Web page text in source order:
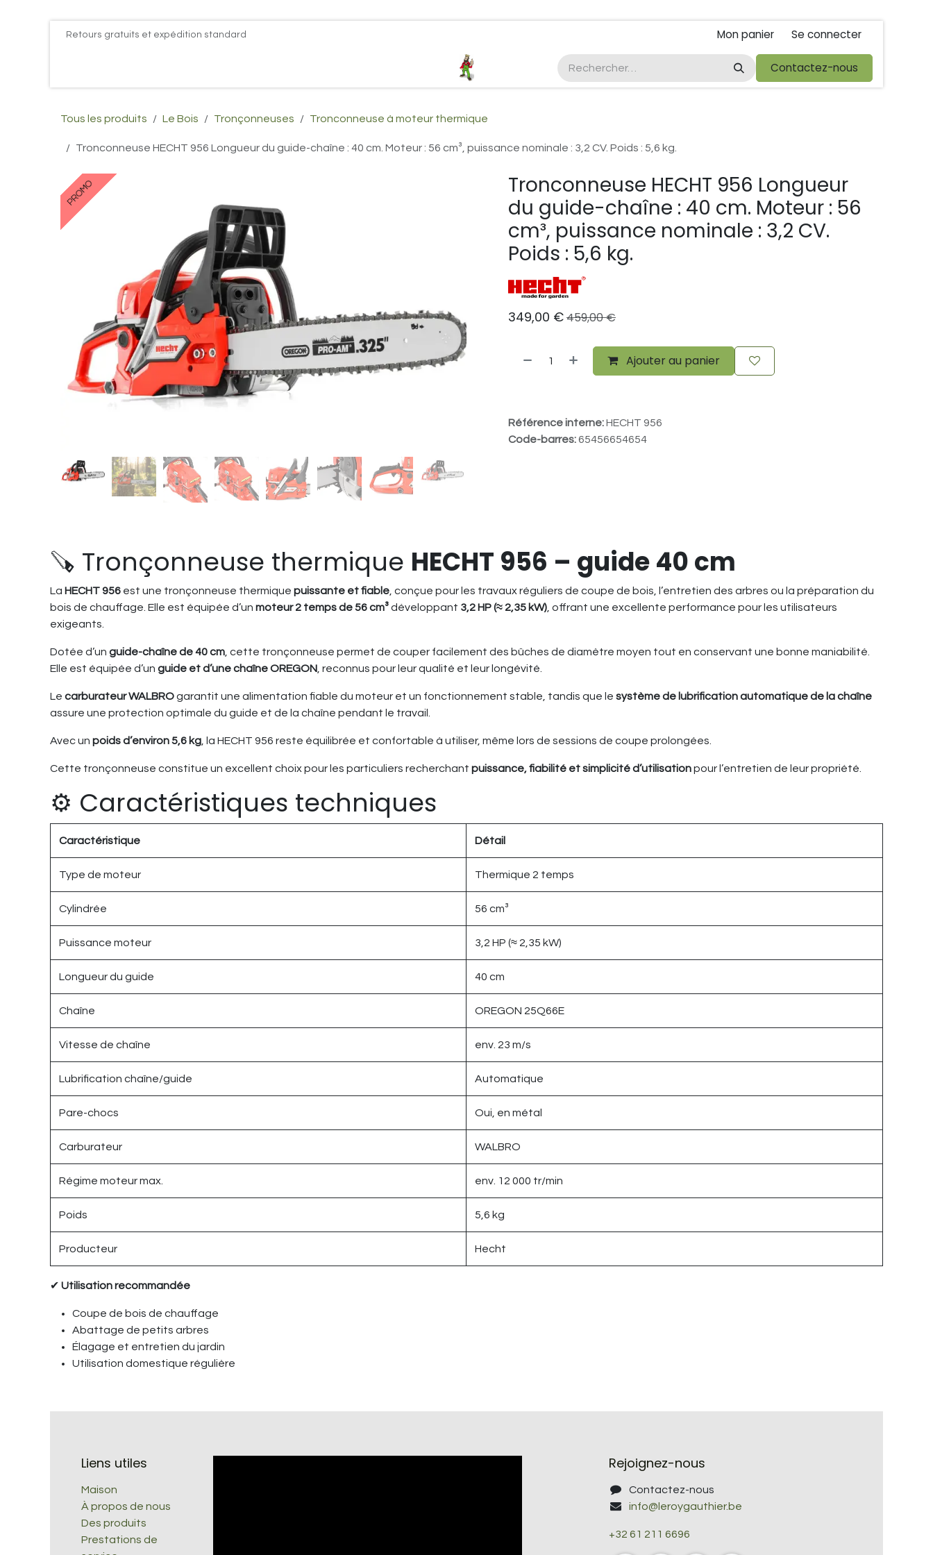
Se rendre au contenuRetours gratuits et expédition standard Mon panier Se connecter
Plus d'infos Kubota 38cv EGO Kubota foire de libramont Droit de rétractations
Contactez-nous
Tous les produits Le Bois Tronçonneuses Tronconneuse à moteur thermique
Tronconneuse HECHT 956 Longueur du guide-chaîne : 40 cm. Moteur : 56 cm³, puissance nominale : 3,2 CV. Poids : 5,6 kg.
PROMO
PROMO
Tronconneuse HECHT 956 Longueur
du guide-chaîne : 40 cm. Moteur : 56
cm³, puissance nominale : 3,2 CV.
Poids : 5,6 kg.
349,00 €459,00€
Ajouter au panier
Référence interne:HECHT 956
Code-barres:65456654654
🪚 Tronçonneuse thermique HECHT 956 – guide 40 cm
La HECHT 956 est une tronçonneuse thermique puissante et fiable, conçue pour les travaux réguliers de coupe de bois, l’entretien des arbres ou la préparation du
bois de chauffage. Elle est équipée d’un moteur 2 temps de 56 cm³développant 3,2 HP (≈ 2,35 kW), offrant une excellente performance pour les utilisateurs
exigeants.
Dotée d’un guide-chaîne de 40 cm, cette tronçonneuse permet de couper facilement des bûches de diamètre moyen tout en conservant une bonne maniabilité.
Elle est équipée d’un guide et d’une chaîne OREGON, reconnus pour leur qualité et leur longévité.
Le carburateur WALBROgarantit une alimentation fiable du moteur et un fonctionnement stable, tandis que le système de lubrification automatique de la chaîne
assure une protection optimale du guide et de la chaîne pendant le travail.
Avec un poids d’environ 5,6 kg, la HECHT 956 reste équilibrée et confortable à utiliser, même lors de sessions de coupe prolongées.
Cette tronçonneuse constitue un excellent choix pour les particuliers recherchant puissance, fiabilité et simplicité d’utilisationpour l’entretien de leur propriété.
⚙️ Caractéristiques techniques
Caractéristique Détail
Type de moteur Thermique 2 temps
Cylindrée 56 cm³
Puissance moteur 3,2 HP (≈ 2,35 kW)
Longueur du guide 40 cm
Chaîne OREGON 25Q66E
Vitesse de chaîne env. 23 m/s
Lubrification chaîne/guide Automatique
Pare-chocs Oui, en métal
Carburateur WALBRO
Régime moteur max. env. 12 000 tr/min
Poids 5,6 kg
Producteur Hecht
✔ Utilisation recommandée
Coupe de bois de chauffage
Abattage de petits arbres
Élagage et entretien du jardin
Utilisation domestique régulière
Liens utiles
Maison
À propos de nous
Des produits
Prestations de
Rejoignez-nous
Contactez-nous
info@leroygauthier.be
+32 61 211 6696